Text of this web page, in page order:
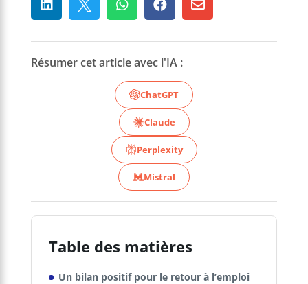
    
Résumer cet article avec l'IA :
ChatGPT
Claude
Perplexity
Mistral
Table des matières
Un bilan positif pour le retour à l’emploi